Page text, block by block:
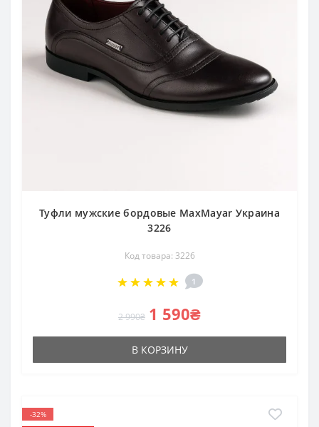
Туфли мужские бордовые MaxMayar Украина
3226
Код товара: 3226
1
2 990₴ 1 590₴
В КОРЗИНУ
-32%